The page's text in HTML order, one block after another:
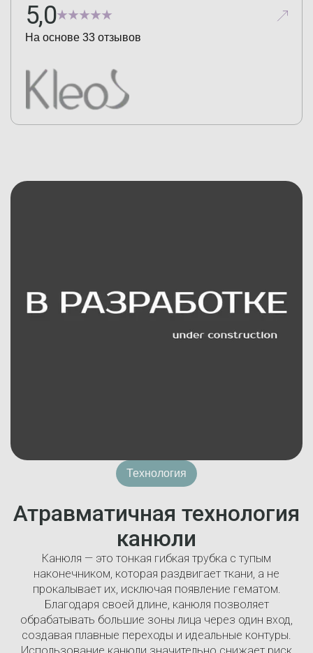
5,0
На основе 33 отзывов
Технология
Атравматичная технология
канюли
Канюля — это тонкая гибкая трубка с тупым
наконечником, которая раздвигает ткани, а не
прокалывает их, исключая появление гематом.
Благодаря своей длине, канюля позволяет
обрабатывать большие зоны лица через один вход,
создавая плавные переходы и идеальные контуры.